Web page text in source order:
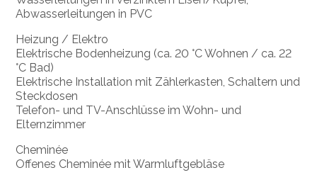
Abwasserleitungen in PVC
Heizung / Elektro
Elektrische Bodenheizung (ca. 20 °C Wohnen / ca. 22
°C Bad)
Elektrische Installation mit Zählerkasten, Schaltern und
Steckdosen
Telefon- und TV-Anschlüsse im Wohn- und
Elternzimmer
Cheminée
Offenes Cheminée mit Warmluftgebläse